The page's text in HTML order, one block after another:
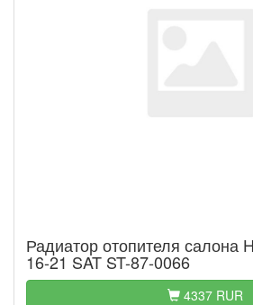
Радиатор отопителя салона
16-21 SAT ST-87-0066
4337 RUR